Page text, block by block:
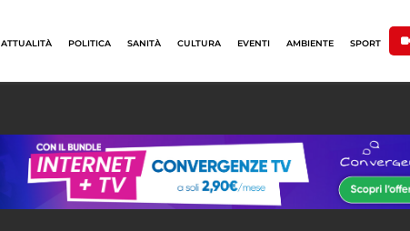
ATTUALITÀ POLITICA SANITÀ CULTURA EVENTI AMBIENTE SPORT